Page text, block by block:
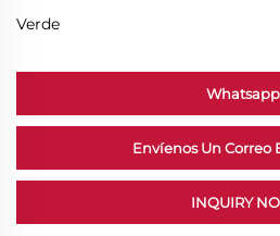
Verde
Whatsapp
Envíenos Un Correo
INQUIRY